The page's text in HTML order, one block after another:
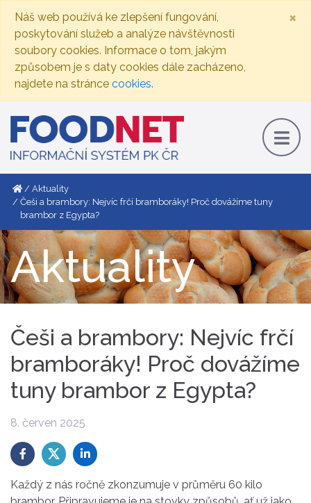
Náš web používá ke zlepšení fungování,
poskytování služeb a analýze návštěvnosti
soubory cookies. Informace o tom, jakým
způsobem je s daty cookies dále zacházeno,
najdete na stránce cookies.
×
Aktuality
Češi a brambory: Nejvíc frčí bramboráky! Proč dovážíme tuny
brambor z Egypta?
Aktuality
Češi a brambory: Nejvíc frčí
bramboráky! Proč dovážíme
tuny brambor z Egypta?
8. červen 2025
Každý z nás ročně zkonzumuje v průměru 60 kilo